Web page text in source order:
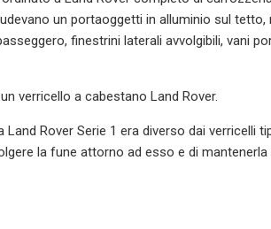
un portaoggetti in alluminio sul
finestrini laterali avvolgibili, vani
verricello a cabestano Land Rover.
Land Rover Serie 1 era diverso dai
la fune attorno ad esso e di